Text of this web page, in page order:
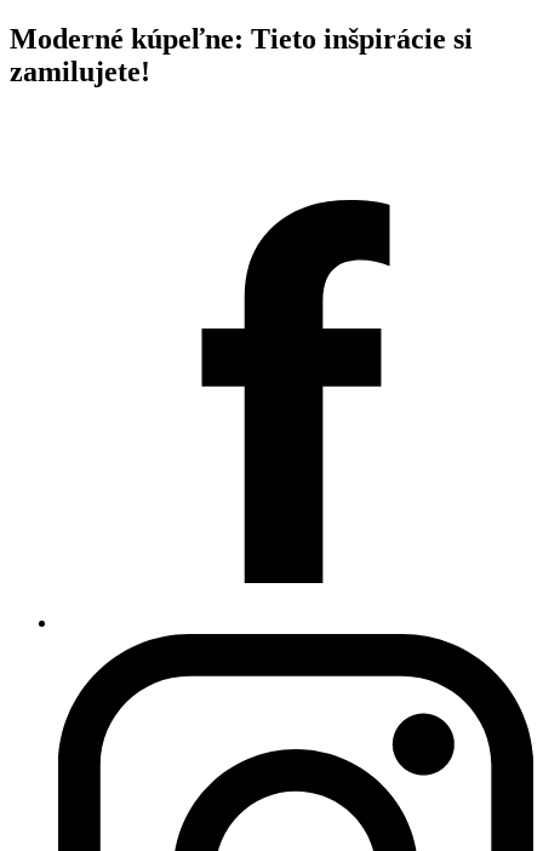
Moderné kúpeľne: Tieto inšpirácie si
zamilujete!